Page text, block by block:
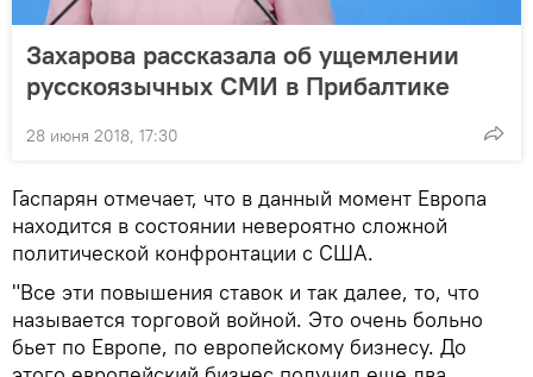
Захарова рассказала об ущемлении
русскоязычных СМИ в Прибалтике
28 июня 2018, 17:30
Гаспарян отмечает, что в данный момент Европа
находится в состоянии невероятно сложной
политической конфронтации с США.
"Все эти повышения ставок и так далее, то, что
называется торговой войной. Это очень больно
бьет по Европе, по европейскому бизнесу. До